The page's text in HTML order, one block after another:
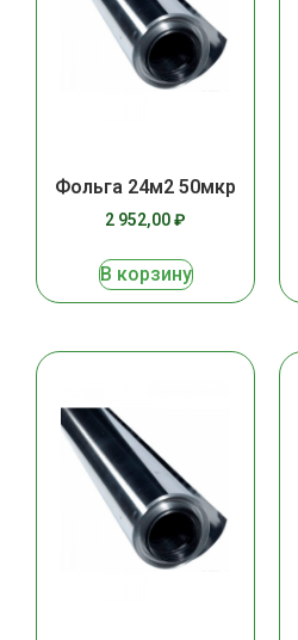
Фольга 24м2 50мкр
2 952,00₽
В корзину